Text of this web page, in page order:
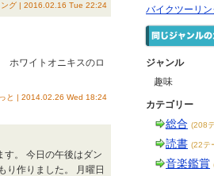
ング | 2016.02.16 Tue 22:24
ワイトオニキスのロ
と | 2014.02.26 Wed 18:24
す。 今日の午後はダン
り作りました。 月曜日
バイクツーリ
ジャンル
趣味
カテゴリー
総合 (208
読書 (22テ
音楽鑑賞